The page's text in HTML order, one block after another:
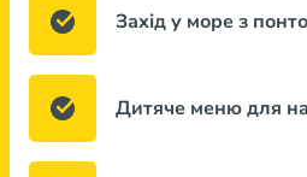
Захід у море з
Дитяче меню для